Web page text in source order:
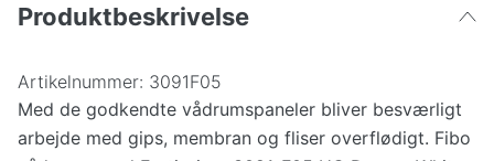
Produktbeskrivelse
Artikelnummer: 3091F05
Med de godkendte vådrumspaneler bliver besværligt
arbejde med gips, membran og fliser overflødigt. Fibo